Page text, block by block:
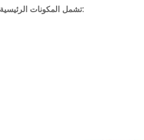
تشمل المكونات الرئيسية للمضخة الطاردة المركزية ما يلي: